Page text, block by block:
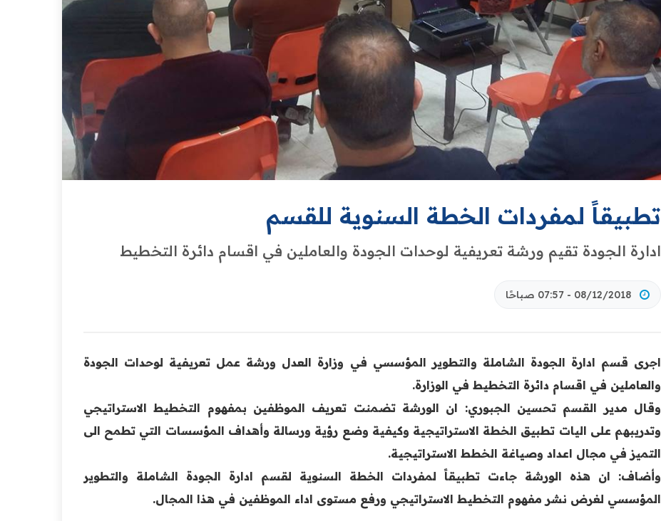
تطبيقاً لمفردات الخطة السنوية للقسم
ادارة الجودة تقيم ورشة تعريفية لوحدات الجودة والعاملين في اقسام دائرة التخطيط
08/12/2018 - 07:57 صباحًا
اجرى قسم ادارة الجودة الشاملة والتطوير المؤسسي في وزارة العدل ورشة عمل تعريفية لوحدات الجودة
والعاملين في اقسام دائرة التخطيط في الوزارة.
وقال مدير القسم تحسين الجبوري: ان الورشة تضمنت تعريف الموظفين بمفهوم التخطيط الاستراتيجي
وتدريبهم على اليات تطبيق الخطة الاستراتيجية وكيفية وضع رؤية ورسالة وأهداف المؤسسات التي تطمح الى
التميز في مجال اعداد وصياغة الخطط الاستراتيجية.
وأضاف: ان هذه الورشة جاءت تطبيقاً لمفردات الخطة السنوية لقسم ادارة الجودة الشاملة والتطوير
المؤسسي لغرض نشر مفهوم التخطيط الاستراتيجي ورفع مستوى اداء الموظفين في هذا المجال.